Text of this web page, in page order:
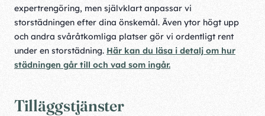
expertrengöring, men självklart anpassar vi
storstädningen efter dina önskemål. Även ytor högt upp
och andra svåråtkomliga platser gör vi ordentligt rent
under en storstädning. Här kan du läsa i detalj om hur
städningen går till och vad som ingår.
Tilläggstjänster